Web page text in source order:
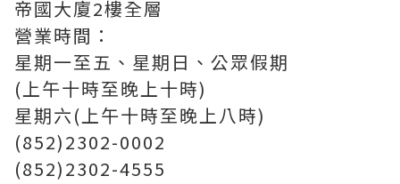
帝國大廈2樓全層
營業時間：
星期一至五、星期日、公眾假期
(上午十時至晚上十時)
星期六(上午十時至晚上八時)
(852)2302-0002
(852)2302-4555